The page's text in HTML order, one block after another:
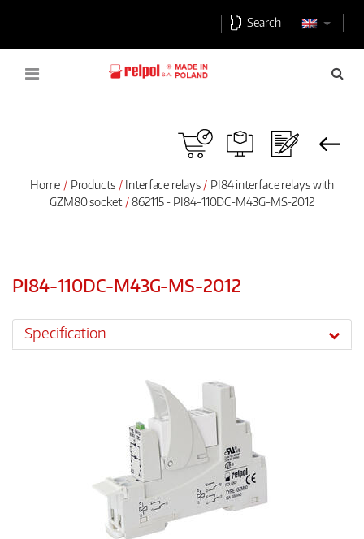
Search
Home Products Interface relays
PI84 interface relays with
GZM80 socket
862115 - PI84-110DC-M43G-MS-2012
PI84-110DC-M43G-MS-2012
Specification